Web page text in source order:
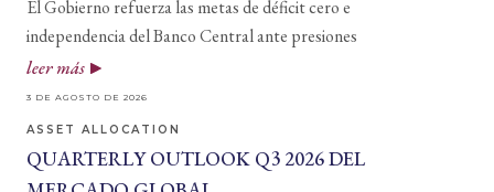
El Gobierno refuerza las metas de déficit cero e
independencia del Banco Central ante presiones
leer más
3 DE AGOSTO DE 2026
ASSET ALLOCATION
QUARTERLY OUTLOOK Q3 2026 DEL